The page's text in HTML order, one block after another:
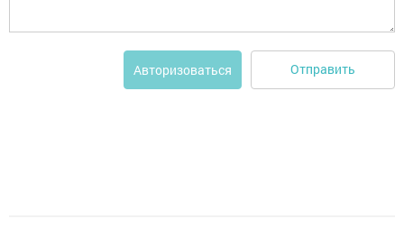
Авторизоваться Отправить